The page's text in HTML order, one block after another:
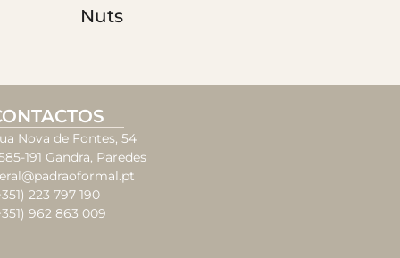
Nuts
Nova de Fontes, 54
191 Gandra, Paredes
223 797 190
962 863 009